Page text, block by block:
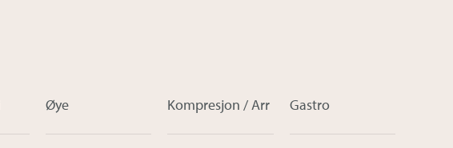
Øye Kompresjon / Arr Gastro